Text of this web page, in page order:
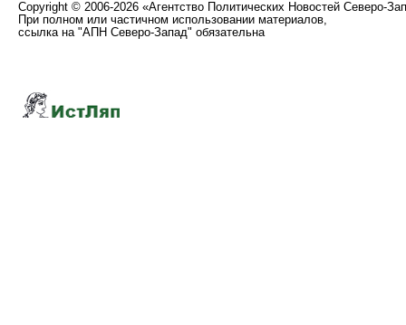
Copyright © 2006-2026 «Агентство Политических Новостей Северо-
При полном или частичном использовании материалов,
ссылка на "АПН Северо-Запад" обязательна